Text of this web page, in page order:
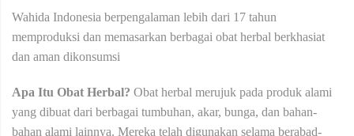
Wahida Indonesia berpengalaman lebih dari 17 tahun
memproduksi dan memasarkan berbagai obat herbal berkhasiat
dan aman dikonsumsi
Apa Itu Obat Herbal? Obat herbal merujuk pada produk alami
yang dibuat dari berbagai tumbuhan, akar, bunga, dan bahan-
bahan alami lainnya. Mereka telah digunakan selama berabad-